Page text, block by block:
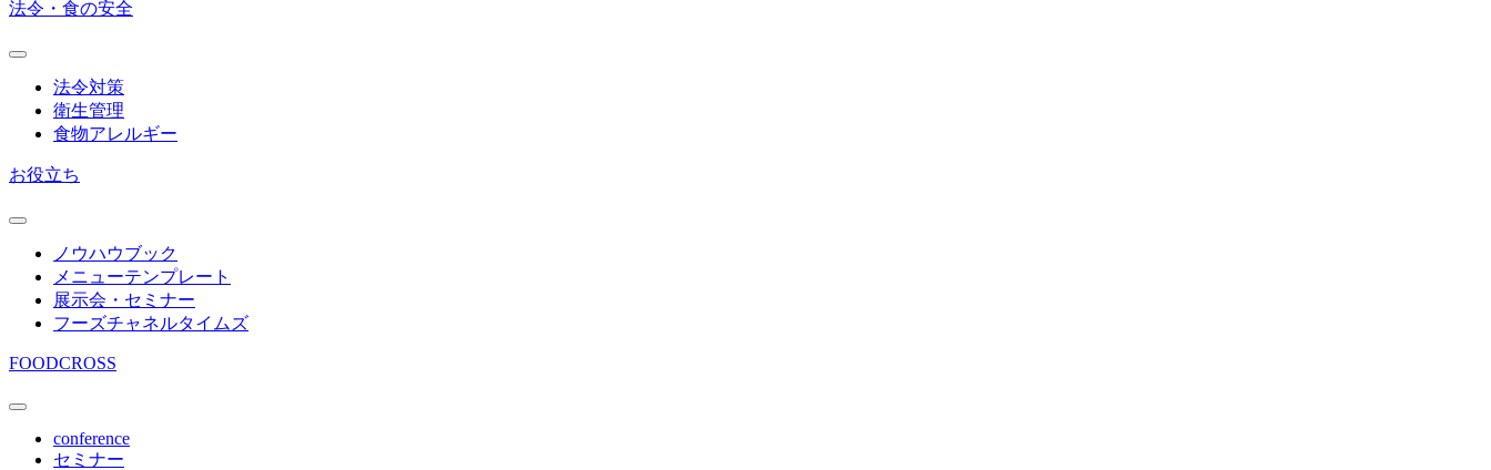
法令・食の安全
法令対策
衛生管理
食物アレルギー
お役立ち
ノウハウブック
メニューテンプレート
展示会・セミナー
フーズチャネルタイムズ
FOODCROSS
conference
セミナー